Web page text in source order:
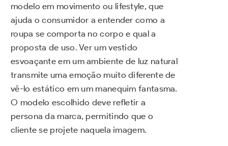
modelo em movimento ou lifestyle, que
ajuda o consumidor a entender como a
roupa se comporta no corpo e qual a
proposta de uso. Ver um vestido
esvoaçante em um ambiente de luz natural
transmite uma emoção muito diferente de
vê-lo estático em um manequim fantasma.
O modelo escolhido deve refletir a
persona da marca, permitindo que o
cliente se projete naquela imagem.